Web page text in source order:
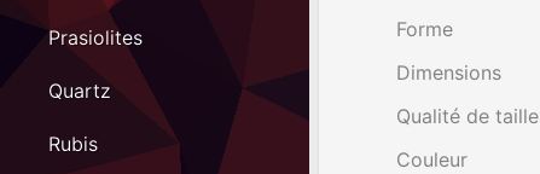
Forme
Dimensions
Qualité de taille
Couleur
Prasiolites
Quartz
Rubis